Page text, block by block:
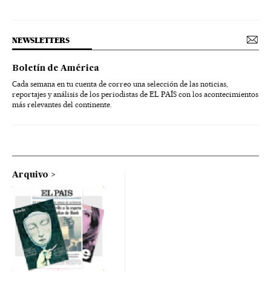
NEWSLETTERS
Boletín de América
Cada semana en tu cuenta de correo una selección de las noticias,
reportajes y análisis de los periodistas de EL PAÍS con los acontecimientos
más relevantes del continente.
Arquivo